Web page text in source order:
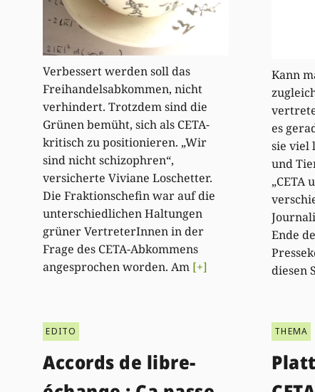
Verbessert werden soll das
Freihandelsabkommen, nicht
verhindert. Trotzdem sind die
Grünen bemüht, sich als CETA-
kritisch zu positionieren. „Wir
sind nicht schizophren“,
versicherte Viviane Loschetter.
Die Fraktionschefin war auf die
unterschiedlichen Haltungen
grüner VertreterInnen in der
Frage des CETA-Abkommens
angesprochen worden. Am [+]
Kann
es
sie viel
und
„CETA
Ende
diesen
EDITO
Accords de libre-
THEMA